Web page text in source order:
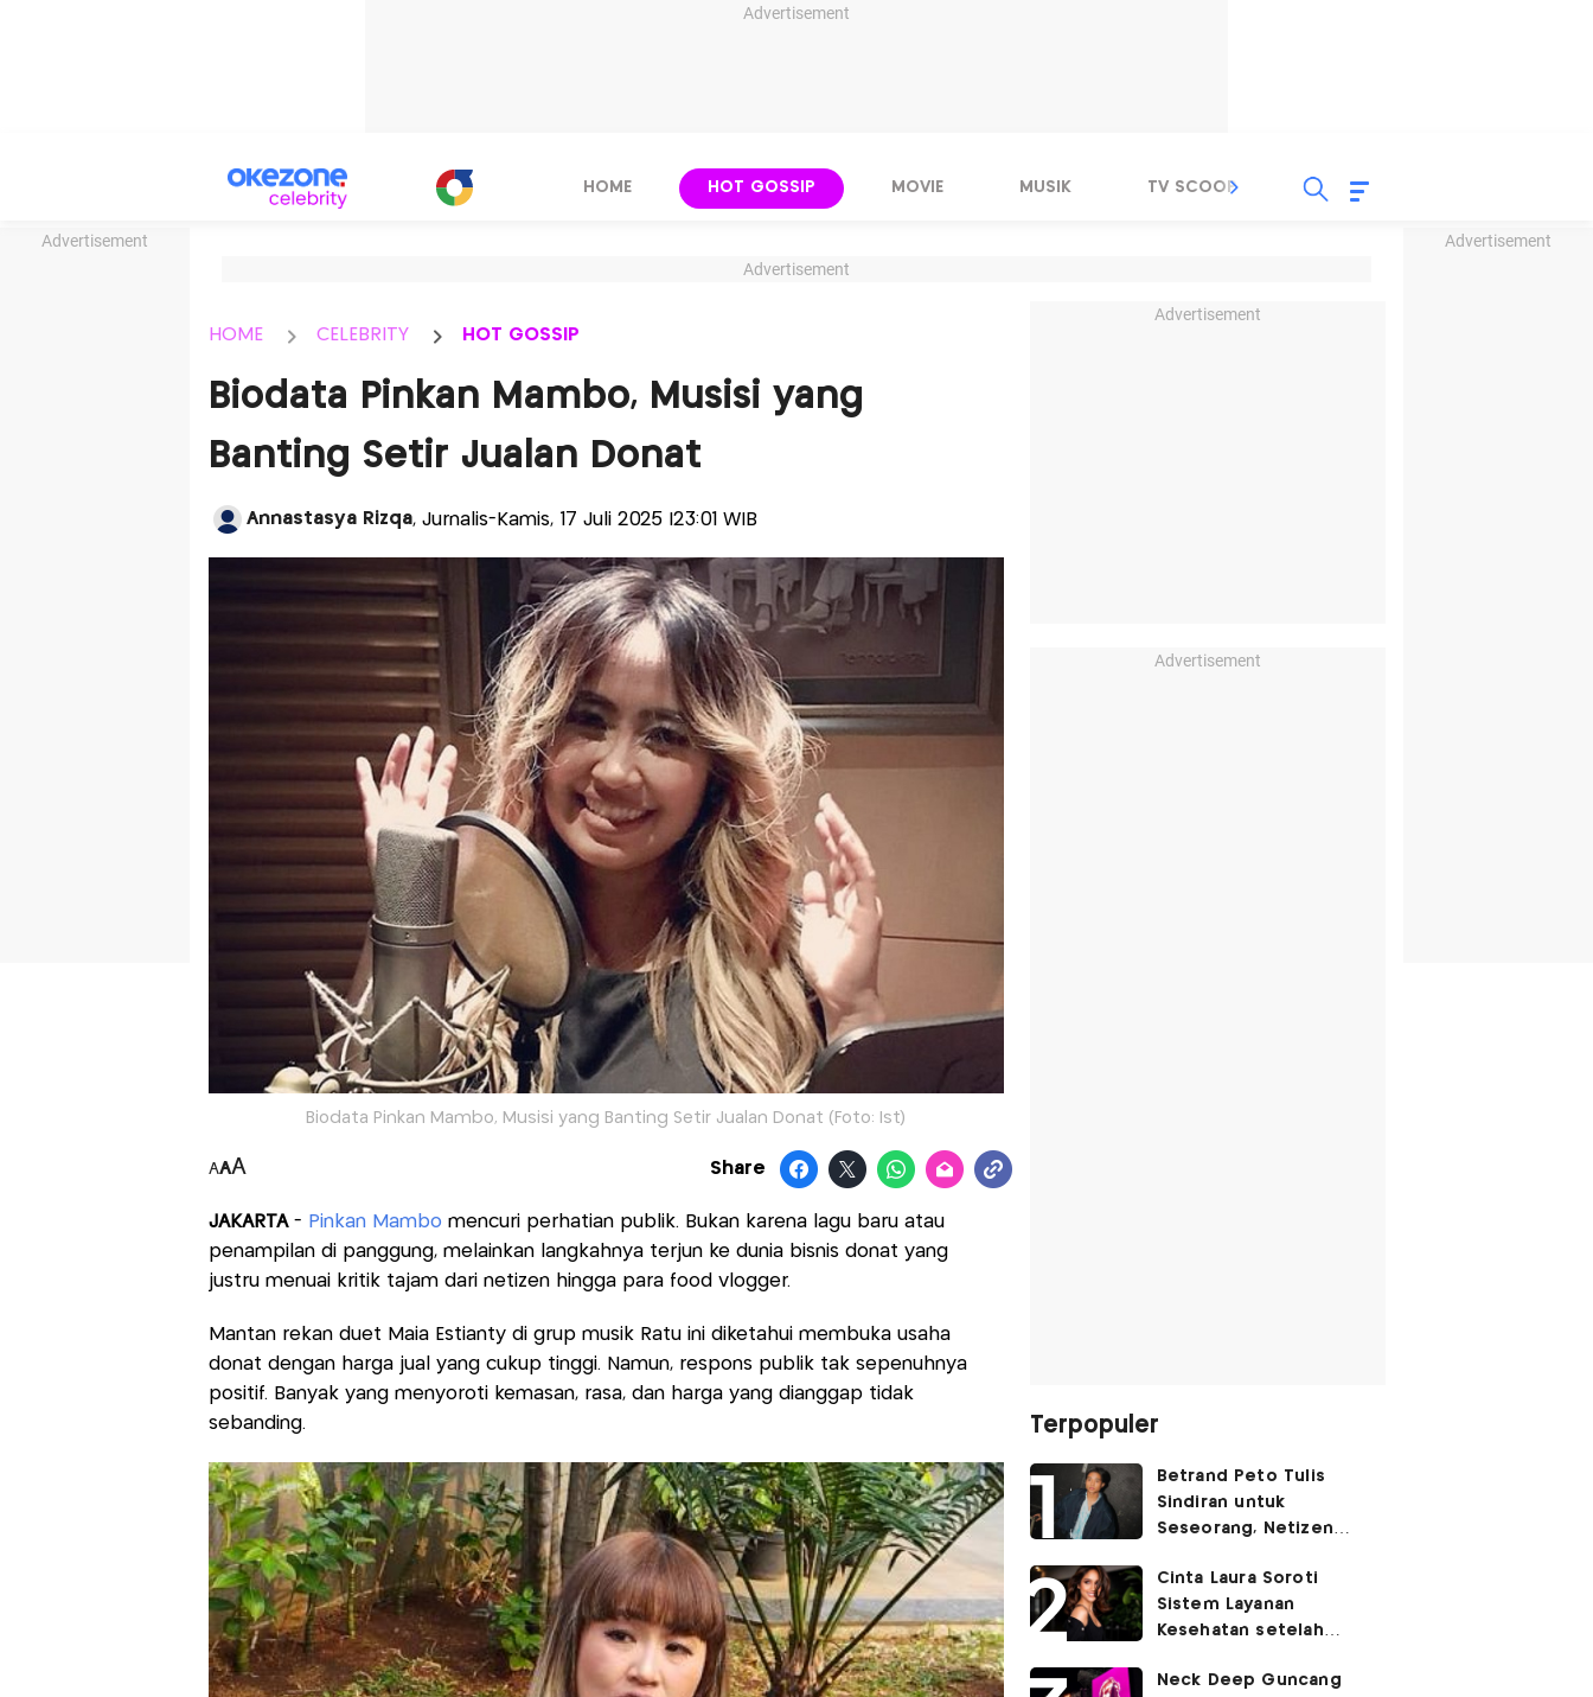
Advertisement
Advertisement Advertisement
HOME HOT GOSSIP MOVIE MUSIK TV SCOOP LIRIK
Advertisement
HOME CELEBRITY HOT GOSSIP
Biodata Pinkan Mambo, Musisi yang
Banting Setir Jualan Donat
Annastasya Rizqa, Jurnalis-Kamis, 17 Juli 2025 |23:01 WIB
Biodata Pinkan Mambo, Musisi yang Banting Setir Jualan Donat (Foto: Ist)
AAA Share
JAKARTA - Pinkan Mambo mencuri perhatian publik. Bukan karena lagu baru atau
penampilan di panggung, melainkan langkahnya terjun ke dunia bisnis donat yang
justru menuai kritik tajam dari netizen hingga para food vlogger.
Mantan rekan duet Maia Estianty di grup musik Ratu ini diketahui membuka usaha
donat dengan harga jual yang cukup tinggi. Namun, respons publik tak sepenuhnya
positif. Banyak yang menyoroti kemasan, rasa, dan harga yang dianggap tidak
sebanding.
Advertisement
Advertisement
Terpopuler
Betrand Peto Tulis
Sindiran untuk
Seseorang, Netizen
yang Bukan 'Gen Z
Banget'
Cinta Laura Soroti
Sistem Layanan
Kesehatan setelah
Ditelantarkan
Neck Deep Guncang